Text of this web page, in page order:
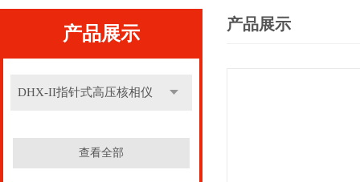
产品展示
DHX-II指针式高压核相仪
查看全部
产品展示